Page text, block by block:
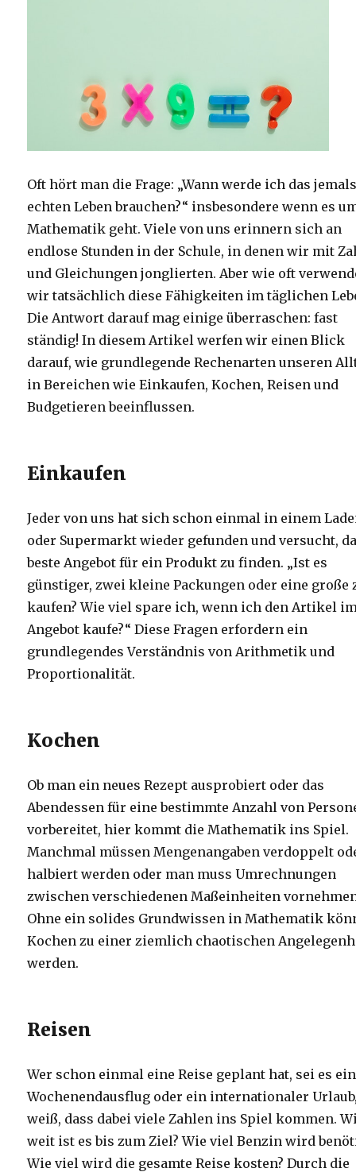
Oft hört man die Frage: „Wann werde ich das
echten Leben brauchen?“ insbesondere wenn es
Mathematik geht. Viele von uns erinnern sich an
endlose Stunden in der Schule, in denen wir mit
und Gleichungen jonglierten. Aber wie oft
wir tatsächlich diese Fähigkeiten im täglichen
Die Antwort darauf mag einige überraschen: fast
ständig! In diesem Artikel werfen wir einen Blick
darauf, wie grundlegende Rechenarten unseren
in Bereichen wie Einkaufen, Kochen, Reisen und
Budgetieren beeinflussen.
Einkaufen
Jeder von uns hat sich schon einmal in einem
oder Supermarkt wieder gefunden und versucht,
beste Angebot für ein Produkt zu finden. „Ist es
günstiger, zwei kleine Packungen oder eine große
kaufen? Wie viel spare ich, wenn ich den Artikel
Angebot kaufe?“ Diese Fragen erfordern ein
grundlegendes Verständnis von Arithmetik und
Proportionalität.
Kochen
Ob man ein neues Rezept ausprobiert oder das
Abendessen für eine bestimmte Anzahl von
vorbereitet, hier kommt die Mathematik ins Spiel.
Manchmal müssen Mengenangaben verdoppelt
halbiert werden oder man muss Umrechnungen
zwischen verschiedenen Maßeinheiten
Ohne ein solides Grundwissen in Mathematik
Kochen zu einer ziemlich chaotischen
werden.
Reisen
Wer schon einmal eine Reise geplant hat, sei es ein
Wochenendausflug oder ein internationaler
weiß, dass dabei viele Zahlen ins Spiel kommen.
weit ist es bis zum Ziel? Wie viel Benzin wird
Wie viel wird die gesamte Reise kosten? Durch die